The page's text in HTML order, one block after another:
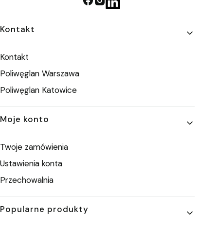
Linki w stopce
Kontakt
Kontakt
Poliwęglan Warszawa
Poliwęglan Katowice
Moje konto
Twoje zamówienia
Ustawienia konta
Przechowalnia
Popularne produkty